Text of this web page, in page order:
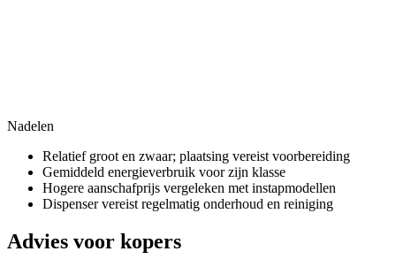
Nadelen
Relatief groot en zwaar; plaatsing vereist voorbereiding
Gemiddeld energieverbruik voor zijn klasse
Hogere aanschafprijs vergeleken met instapmodellen
Dispenser vereist regelmatig onderhoud en reiniging
Advies voor kopers